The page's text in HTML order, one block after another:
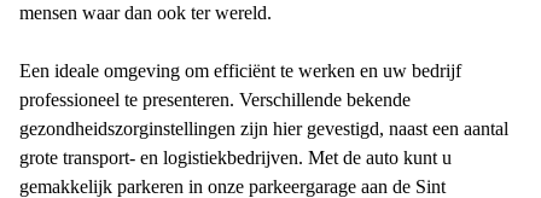
mensen waar dan ook ter wereld.
Een ideale omgeving om efficiënt te werken en uw bedrijf
professioneel te presenteren. Verschillende bekende
gezondheidszorginstellingen zijn hier gevestigd, naast een aantal
grote transport- en logistiekbedrijven. Met de auto kunt u
gemakkelijk parkeren in onze parkeergarage aan de Sint